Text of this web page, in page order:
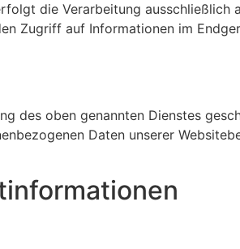
die Verar­bei­tung ausschließ­lich
Zugriff auf Infor­ma­tionen im
des oben genannten Dienstes
Daten unserer